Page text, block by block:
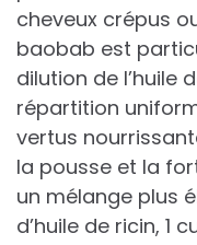
cheveux crépus
baobab est
dilution de l’huile
répartition
vertus
la pousse et la
un mélange plus
d’huile de ricin, 1